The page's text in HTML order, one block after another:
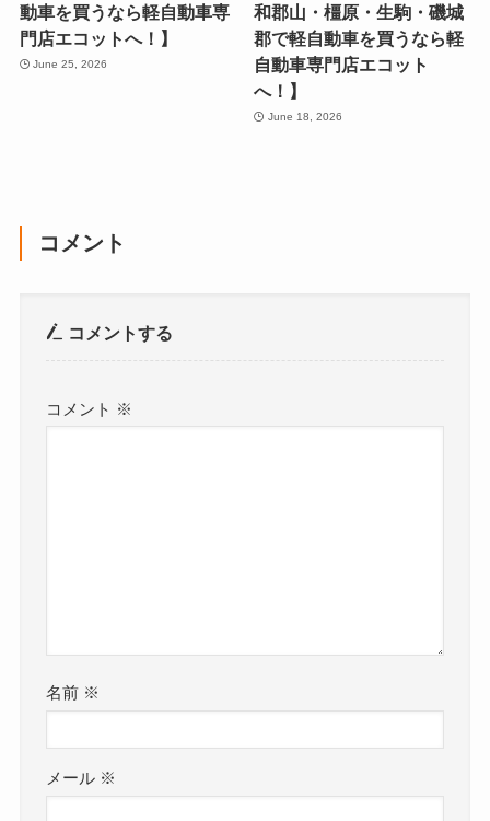
動車を買うなら軽自動車専
門店エコットへ！】
June 25, 2026
和郡山・橿原・生駒・磯城
郡で軽自動車を買うなら軽
自動車専門店エコット
へ！】
June 18, 2026
コメント
コメントする
コメント ※
名前 ※
メール ※